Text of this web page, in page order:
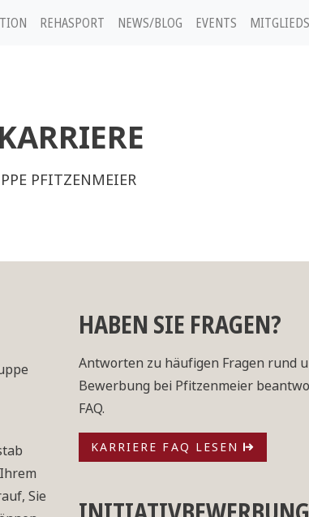
REHASPORT NEWS/BLOG EVENTS
PFITZENMEIER
Sie
HABEN SIE FRAGEN?
Antworten zu häufigen Fragen rund
Bewerbung bei Pfitzenmeier
FAQ.
KARRIERE FAQ LESEN